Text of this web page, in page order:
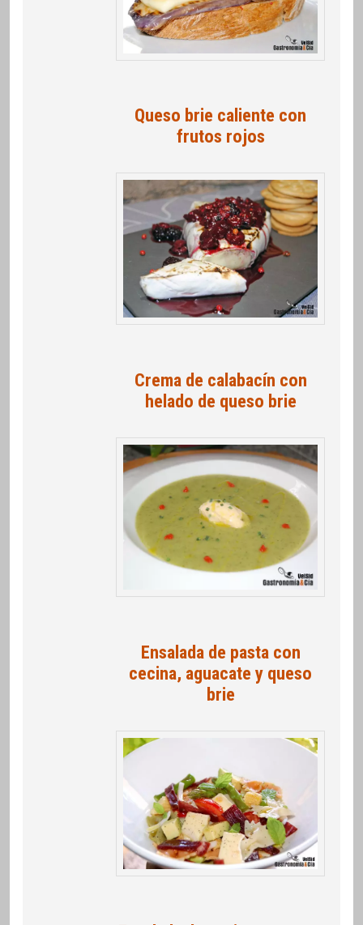
Queso brie caliente con
frutos rojos
Crema de calabacín con
helado de queso brie
Ensalada de pasta con
cecina, aguacate y queso
brie